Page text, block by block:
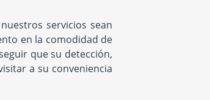
servicios sean
en la comodidad de
que su detección,
a su conveniencia